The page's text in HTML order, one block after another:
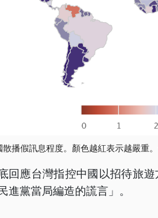
播假訊息程度。顏色越紅表示越嚴重
回應台灣指控中國以招待旅
進黨當局編造的謊言」。